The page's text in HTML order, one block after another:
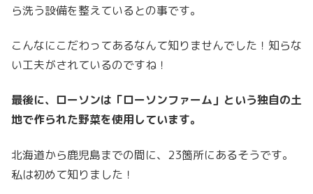
ら洗う設備を整えているとの事です。
こんなにこだわってあるなんて知りませんでした！知らな
い工夫がされているのですね！
最後に、ローソンは「ローソンファーム」という独自の土
地で作られた野菜を使用しています。
北海道から鹿児島までの間に、23箇所にあるそうです。
私は初めて知りました！